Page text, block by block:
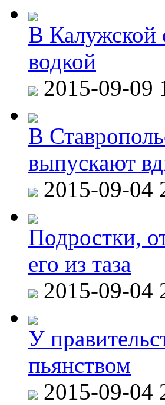
В Калужской
водкой
2015-09-09
В
выпускают
2015-09-04
Подростки,
его из таза
2015-09-04
У
пьянством
2015-09-04